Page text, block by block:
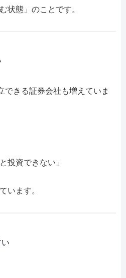
状態」のことです。
できる証券会社も増えていま
投資できない」
います。